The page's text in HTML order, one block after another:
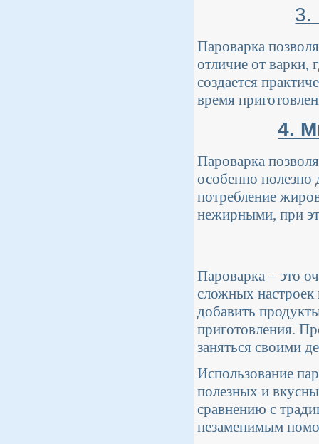
3.
Пароварка
отличие от варки,
создается
время
4.
Пароварка
особенно полезно
потребление
нежирными, при
Пароварка – это
сложных настроек
добавить
приготовления.
заняться своими
Использование
полезных и
сравнению с
незаменимым